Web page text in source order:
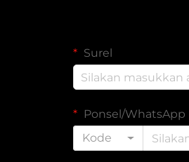
Surel
Ponsel/WhatsApp
Kode